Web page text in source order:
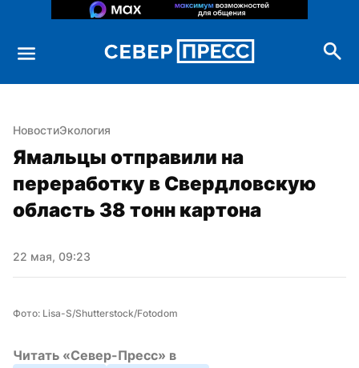
НовостиЭкология
Ямальцы отправили на
переработку в Свердловскую
область 38 тонн картона
22 мая, 09:23
Фото: Lisa-S/Shutterstock/Fotodom
Читать «Север-Пресс» в